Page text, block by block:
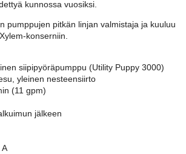
kunnossa vuosiksi.
pumppujen pitkän linjan valmistaja ja kuuluu
konserniin.
siipipyöräpumppu (Utility Puppy 3000)
yleinen nesteensiirto
(11 gpm)
jälkeen
A